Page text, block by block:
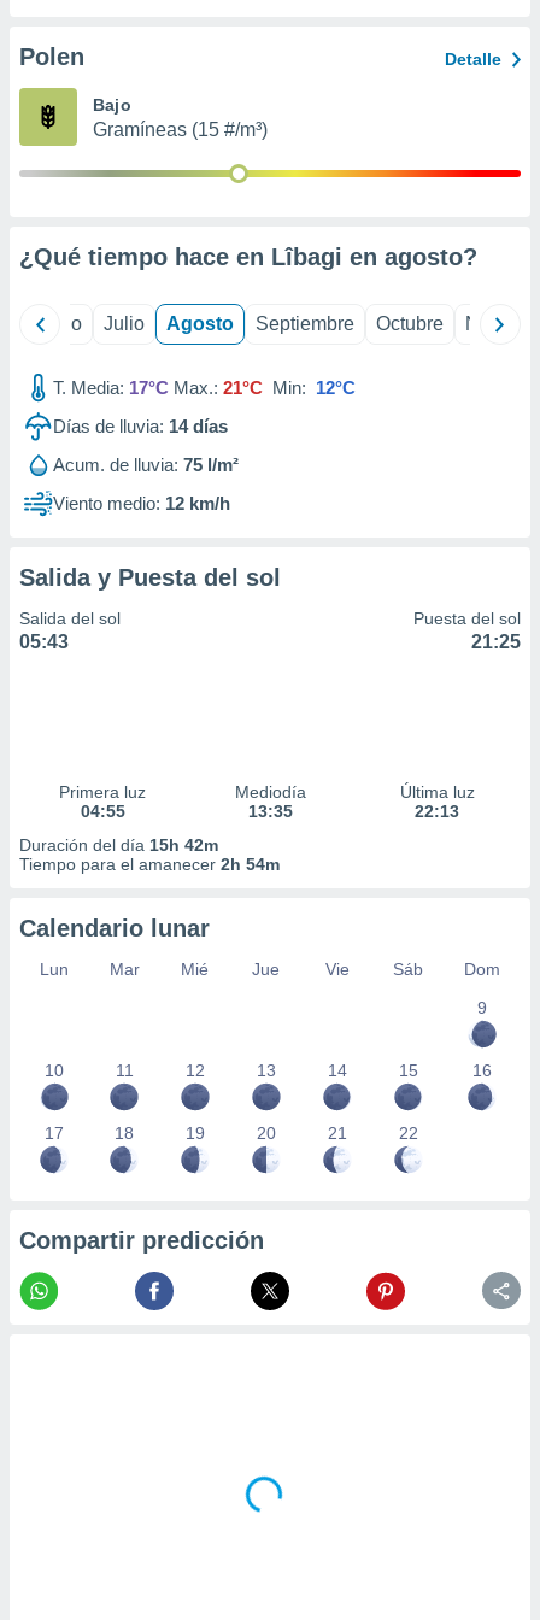
e
mediante
de
Polen Detalle
Bajo
Gramíneas (15 #/m³)
¿Qué tiempo hace en Lîbagi en agosto?
Junio Julio Agosto Septiembre Octubre
T. Media: 17°C Max.: 21°C Min: 12°C
Días de lluvia: 14días
Acum. de lluvia: 75 l/m²
Viento medio: 12 km/h
Salida y Puesta del sol
Salida del sol
05:43
Puesta del sol
21:25
Primera luz
04:55
Mediodía
13:35
Última luz
22:13
Duración del día 15h 42m
Tiempo para el amanecer 2h 54m
Calendario lunar
Lun Mar Mié Jue Vie Sáb
Dom
9
10 11 12 13 14 15 16
17 18 19 20 21 22
Compartir predicción